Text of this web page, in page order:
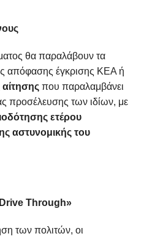
θα παραλάβουν τα
απόφασης έγκρισης ΚΕΑ ή
που παραλαμβάνει
προσέλευσης των ιδίων, με
ετέρου
αστυνομικής του
Drive Through»
των πολιτών, οι